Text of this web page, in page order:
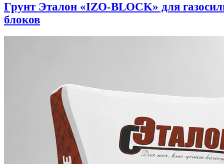
Грунт Эталон «IZO-BLOCK» для
блоков